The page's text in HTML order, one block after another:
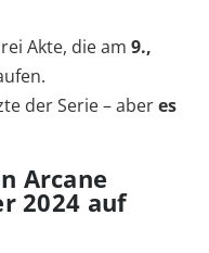
Akte, die am 9.,
der Serie – aberes
Arcane
2024 auf